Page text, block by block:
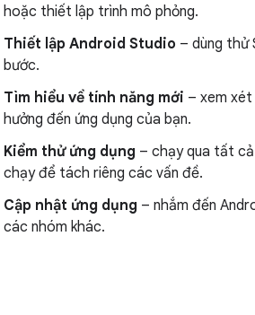
hoặc thiết lập trình mô phỏng.
Thiết lập Android Studio – dùng thử
bước.
Tìm hiểu về tính năng mới – xem xét
hưởng đến ứng dụng của bạn.
Kiểm thử ứng dụng – chạy qua tất
chạy để tách riêng các vấn đề.
Cập nhật ứng dụng – nhắm đến
các nhóm khác.